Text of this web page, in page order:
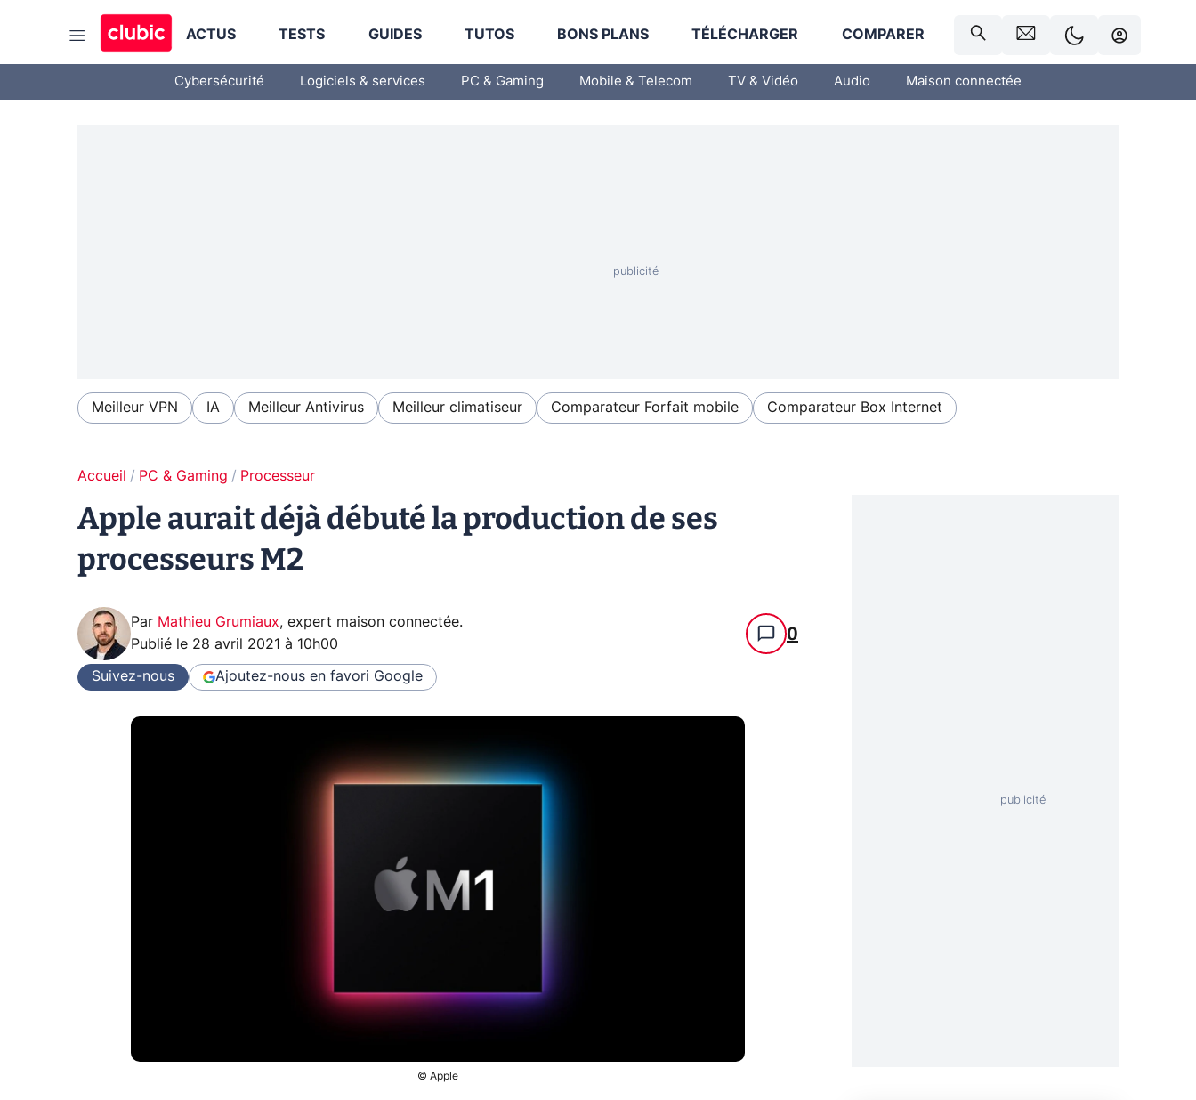
ACTUS TESTS GUIDES TUTOS BONS PLANS TÉLÉCHARGER COMPARER
Cybersécurité Logiciels & services PC & Gaming Mobile & Telecom TV & Vidéo Audio Maison connectée
Meilleur VPN IA Meilleur Antivirus Meilleur climatiseur Comparateur Forfait mobile Comparateur Box Internet
Accueil PC & Gaming Processeur
Apple aurait déjà débuté la production de ses
processeurs M2
Par Mathieu Grumiaux, expert maison connectée.
Publié le 28 avril 2021 à 10h00 0
Suivez-nous Ajoutez-nous en favori Google
© Apple